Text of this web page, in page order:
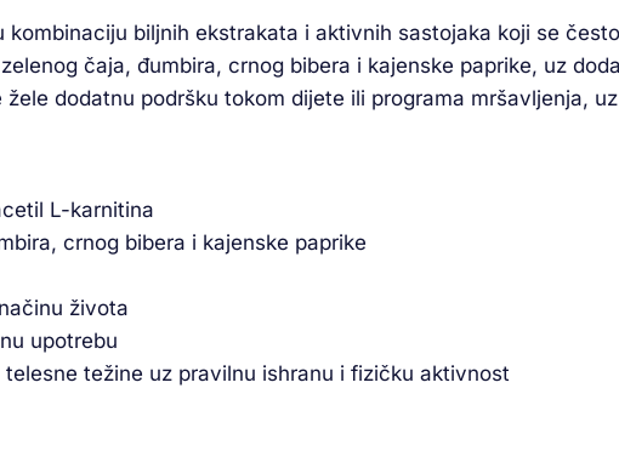
kombinaciju biljnih ekstrakata i aktivnih sastojaka koji se
čaja, đumbira, crnog bibera i kajenske paprike, uz
dodatnu podršku tokom dijete ili programa mršavljenja,
L-karnitina
crnog bibera i kajenske paprike
života
upotrebu
težine uz pravilnu ishranu i fizičku aktivnost